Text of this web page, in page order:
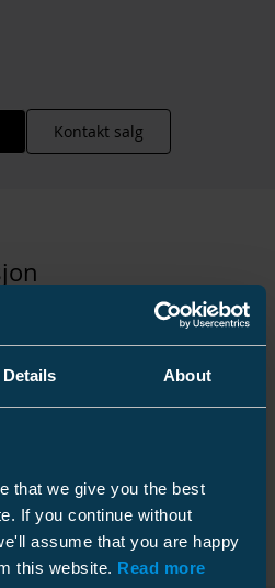
Details About
that we give you the best
If you continue without
assume that you are happy
this website. Read more
Kontakt salg